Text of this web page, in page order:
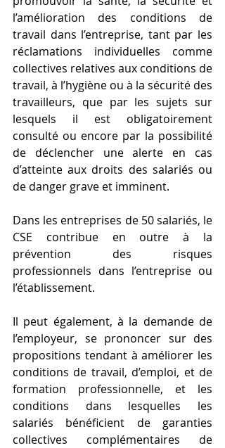
l’amélioration des conditions de
travail dans l’entreprise, tant par les
réclamations individuelles comme
collectives relatives aux conditions de
travail, à l’hygiène ou à la sécurité des
travailleurs, que par les sujets sur
lesquels il est obligatoirement
consulté ou encore par la possibilité
de déclencher une alerte en cas
d’atteinte aux droits des salariés ou
de danger grave et imminent.
Dans les entreprises de 50 salariés, le
CSE contribue en outre à la
prévention des risques
professionnels dans l’entreprise ou
l’établissement.
Il peut également, à la demande de
l’employeur, se prononcer sur des
propositions tendant à améliorer les
conditions de travail, d’emploi, et de
formation professionnelle, et les
conditions dans lesquelles les
salariés bénéficient de garanties
collectives complémentaires de